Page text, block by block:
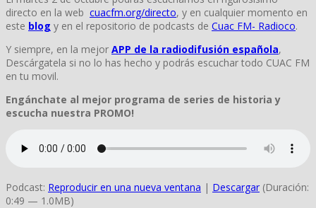
directo en la web cuacfm.org/directo, y en cualquier momento en
este blog y en el repositorio de podcasts de Cuac FM- Radioco.
Y siempre, en la mejor APP de la radiodifusión española,
Descárgatela si no lo has hecho y podrás escuchar todo CUAC FM
en tu movil.
Engánchate al mejor programa de series de historia y
escucha nuestra PROMO!
Podcast: Reproducir en una nueva ventana | Descargar (Duración:
0:49 — 1.0MB)